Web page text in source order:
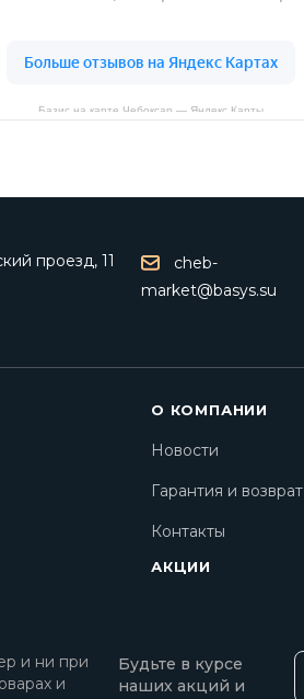
Базис на карте Чебоксар — Яндекс Карты
проезд, 11
cheb-
market@basys.su
О КОМПАНИИ
Новости
Гарантия и возврат
Контакты
АКЦИИ
Будьте в курсе
наших акций и
и ни при
и